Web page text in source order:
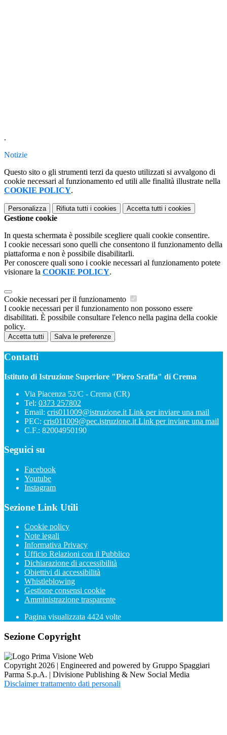
.
Notizie
Questo sito o gli strumenti terzi da questo utilizzati si avvalgono di
cookie necessari al funzionamento ed utili alle finalità illustrate nella
COOKIE POLICY.
Personalizza Rifiuta tutti i cookies Accetta tutti i cookies
Gestione cookie
In questa schermata è possibile scegliere quali cookie consentire.
I cookie necessari sono quelli che consentono il funzionamento della
piattaforma e non è possibile disabilitarli.
Per conoscere quali sono i cookie necessari al funzionamento potete
visionare la COOKIE POLICY.
Cookie necessari per il funzionamento
I cookie necessari per il funzionamento non possono essere
disabilitati. È possibile consultare l'elenco nella pagina della cookie
policy.
Accetta tutti Salva le preferenze
Contatti
Istituto di Istruzione Superiore "Piero Sraffa" di Crema
Via Piacenza 52/C - Crema (CR)
Tel: 0373 257802
Email: cris011009@istruzione.it Link per inviare una mail
PEC: cris011009@pec.istruzione.it Link per inviare una mail
C.F.: 82004950190
Seguici su
Facebook
Youtube
Instagram
Sezione Link Utili
Cookie policy
Note legali
Informativa Privacy
Ufficio Relazioni con il Pubblico
Dichiarazione di accessibilità
Obiettivi di accessibilità
Whistleblowing
Gestione consensi cookie
Amministrazione trasparente
Pagina visualizzata 4424 volte
Sezione Copyright
Copyright 2026 | Engineered and powered by Gruppo Spaggiari
Parma S.p.A. | Divisione Publishing & New Social Media
Disclaimer trattamento dati personali